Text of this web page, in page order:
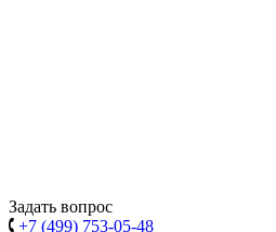
Задать вопрос
+7 (499) 753-05-48